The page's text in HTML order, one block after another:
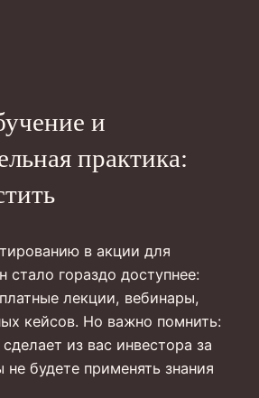
и
практика:
в акции для
стало гораздо доступнее:
лекции, вебинары,
кейсов. Но важно помнить:
из вас инвестора за
будете применять знания